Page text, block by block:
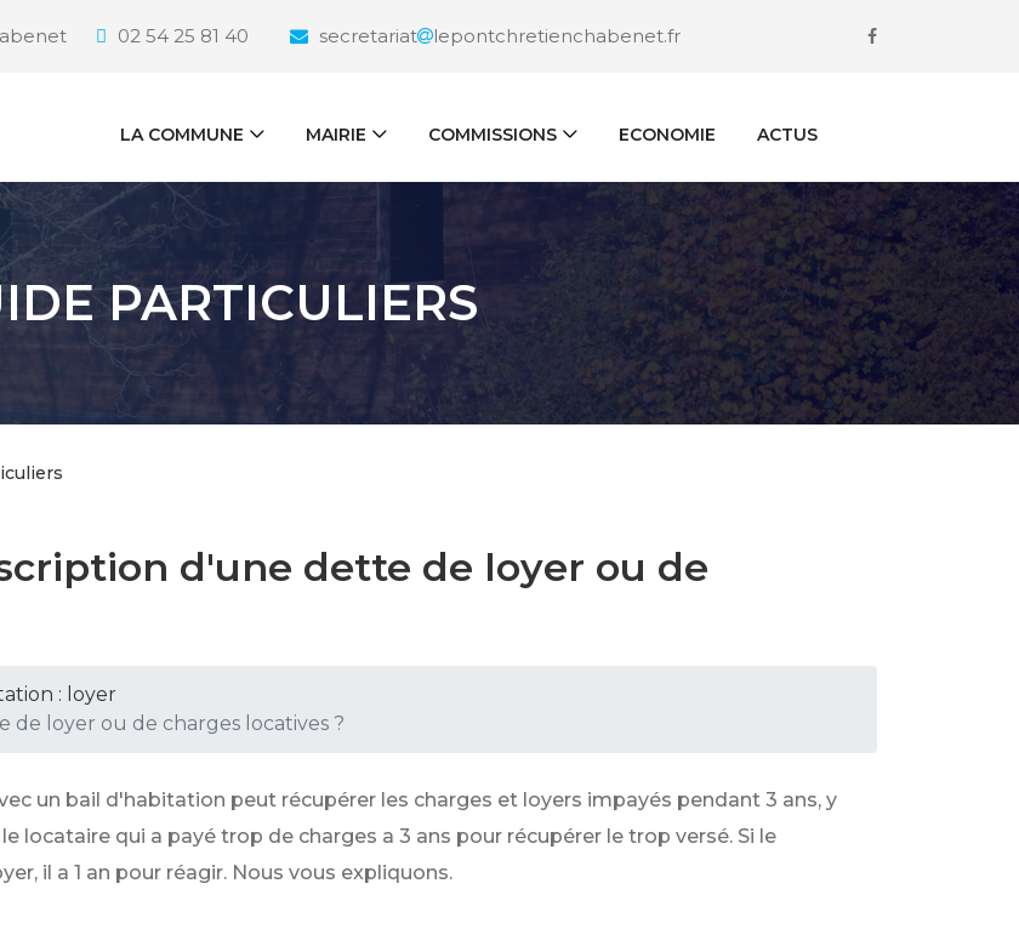
02 54 25 81 40 secretariat lepontchretienchabenet.fr
LA COMMUNE MAIRIE COMMISSIONS ECONOMIE ACTUS
PARTICULIERS
d'une dette de loyer ou de
: loyer
loyer ou de charges locatives ?
un bail d'habitation peut récupérer les charges et loyers impayés pendant 3 ans, y
locataire qui a payé trop de charges a 3 ans pour récupérer le trop versé. Si le
il a 1 an pour réagir. Nous vous expliquons.